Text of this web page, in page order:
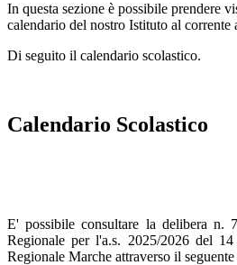
In questa sezione è possibile prendere
calendario del nostro Istituto al corrente
Di seguito il calendario scolastico.
Calendario Scolastico
E' possibile consultare la delibera n.
Regionale per l'a.s. 2025/2026 del
Regionale Marche attraverso il